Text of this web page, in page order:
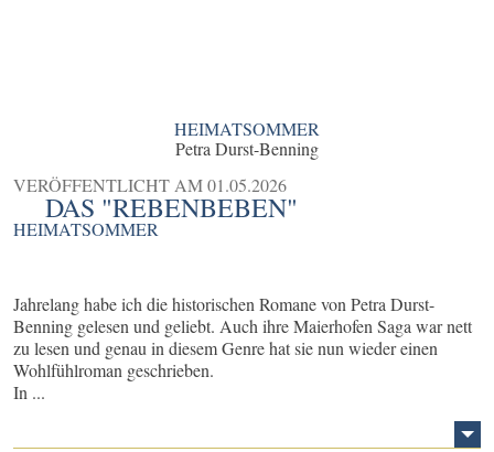
HEIMATSOMMER
Petra Durst-Benning
VERÖFFENTLICHT AM01.05.2026
DAS "REBENBEBEN"
HEIMATSOMMER
Jahrelang habe ich die historischen Romane von Petra Durst-
Benning gelesen und geliebt. Auch ihre Maierhofen Saga war nett
zu lesen und genau in diesem Genre hat sie nun wieder einen
Wohlfühlroman geschrieben.
In ...